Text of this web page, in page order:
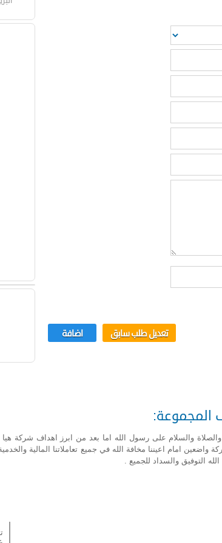
المجموعة:
والسلام على رسول الله اما بعد من ابرز اهداف شركة
واضعين امام اعيننا مخافة الله في جميع تعاملاتنا المالية
التوفيق والسداد للجميع .